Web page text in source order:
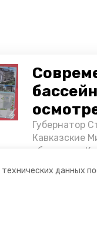
данных
Губернатор
Кавказские
объектов в
материале